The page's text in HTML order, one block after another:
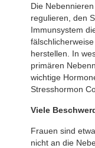
Die
regulieren, den
Immunsystem
herstellen. In
primären
wichtige
Stresshormon
Viele
Frauen sind
nicht an die